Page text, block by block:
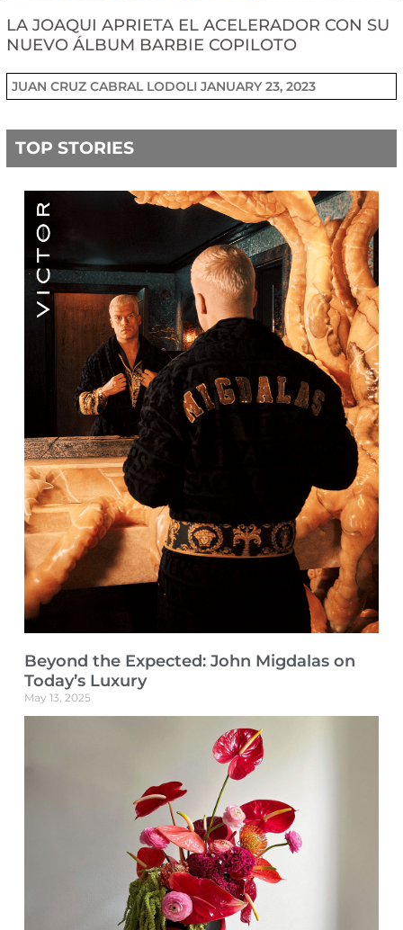
LA JOAQUI APRIETA EL ACELERADOR CON SU
NUEVO ÁLBUM BARBIE COPILOTO
JUAN CRUZ CABRAL LODOLIJANUARY 23, 2023
TOP STORIES
Beyond the Expected: John Migdalas on
Today’s Luxury
May 13, 2025